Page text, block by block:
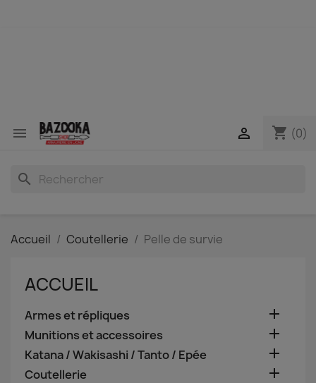
 shopping_cart (0)

search
Accueil Coutellerie Pelle de survie
ACCUEIL
Armes et répliques 
Munitions et accessoires 
Katana / Wakisashi / Tanto / Epée 
Coutellerie 